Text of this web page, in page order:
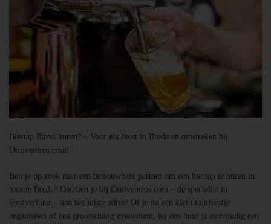
Biertap Bavel huren? – Voor elk feest in Breda en omstreken bij
Druiventros.com!
Ben je op zoek naar een betrouwbare partner om een biertap te huren in
locatie Breda? Dan ben je bij Druiventros.com – dé specialist in
feestverhuur – aan het juiste adres! Of je nu een klein tuinfeestje
organiseert of een grootschalig evenement, bij ons huur je eenvoudig een